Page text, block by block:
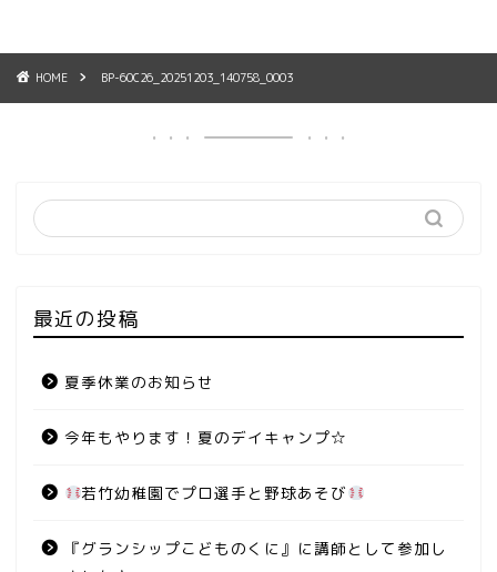
HOME BP-60C26_20251203_140758_0003
最近の投稿
夏季休業のお知らせ
今年もやります！夏のデイキャンプ☆
若竹幼稚園でプロ選手と野球あそび
『グランシップこどものくに』に講師として参加し